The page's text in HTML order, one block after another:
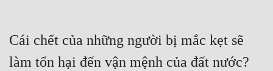
Vô Địch
Võ Hiệp
Cái chết của những người bị mắc kẹt sẽ
làm tổn hại đến vận mệnh của đất nước?